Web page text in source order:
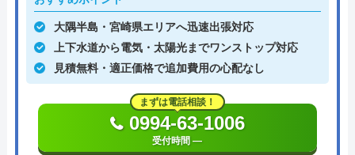
大隅半島・宮崎県エリアへ迅速出張対応
上下水道から電気・太陽光までワンストップ対応
見積無料・適正価格で追加費用の心配なし
まずは電話相談！
0994-63-1006
受付時間 ―